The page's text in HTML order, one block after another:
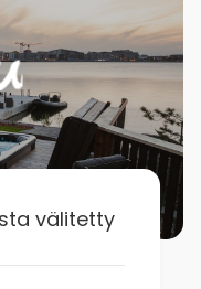
välitetty